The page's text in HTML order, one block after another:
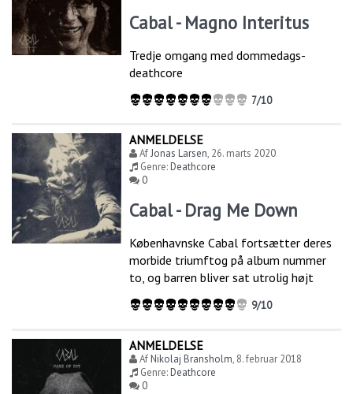
Cabal - Magno Interitus
Tredje omgang med dommedags-
deathcore
7/10
ANMELDELSE
AfJonas Larsen, 26. marts 2020
Genre:Deathcore
0
Cabal - Drag Me Down
Københavnske Cabal fortsætter deres
morbide triumftog på album nummer
to, og barren bliver sat utrolig højt
9/10
ANMELDELSE
AfNikolaj Bransholm, 8. februar 2018
Genre:Deathcore
0